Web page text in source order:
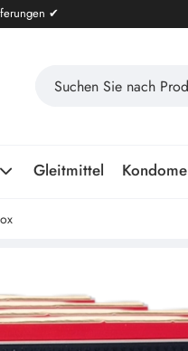
✔
Gleitmittel Kondome